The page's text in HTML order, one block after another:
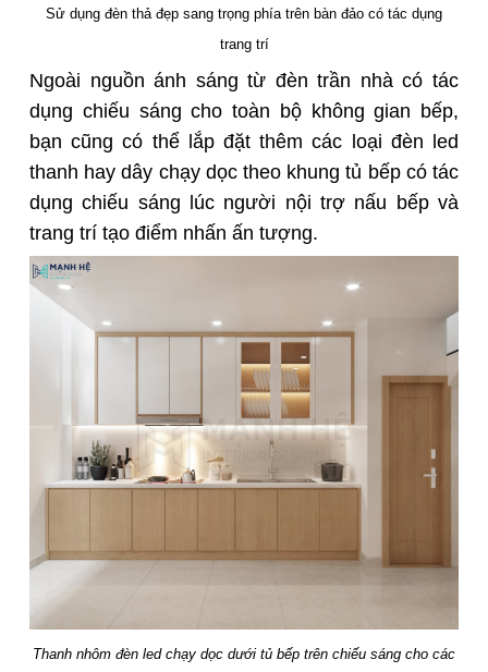
Sử dụng đèn thả đẹp sang trọng phía trên bàn đảo có tác dụng
trang trí
Ngoài nguồn ánh sáng từ đèn trần nhà có tác
dụng chiếu sáng cho toàn bộ không gian bếp,
bạn cũng có thể lắp đặt thêm các loại đèn led
thanh hay dây chạy dọc theo khung tủ bếpcó tác
dụng chiếu sáng lúc người nội trợ nấu bếp và
trang trí tạo điểm nhấn ấn tượng.
Thanh nhôm đèn led chạy dọc dưới tủ bếp trên chiếu sáng cho các